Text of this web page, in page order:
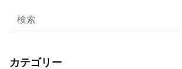
カテゴリー